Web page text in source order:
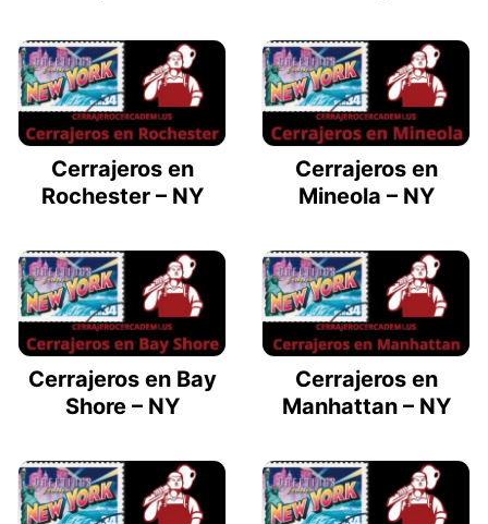
Cerrajeros en
Rochester – NY
Cerrajeros en
Mineola – NY
Cerrajeros en Bay
Shore – NY
Cerrajeros en
Manhattan – NY